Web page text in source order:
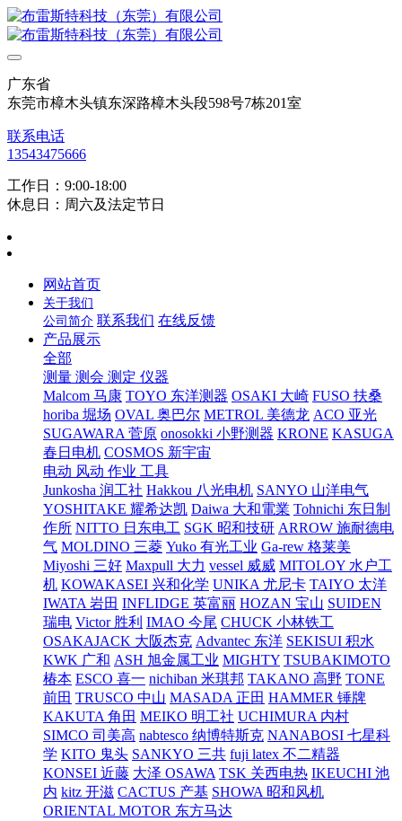
广东省
东莞市樟木头镇东深路樟木头段598号7栋201室
联系电话
13543475666
工作日：9:00-18:00
休息日：周六及法定节日
网站首页
关于我们
公司简介 联系我们 在线反馈
产品展示
全部
测量 测会 测定 仪器
Malcom 马康 TOYO 东洋测器 OSAKI 大崎 FUSO 扶桑
horiba 堀场 OVAL 奥巴尔 METROL 美德龙 ACO 亚光
SUGAWARA 菅原 onosokki 小野测器 KRONE KASUGA
春日电机 COSMOS 新宇宙
电动 风动 作业 工具
Junkosha 润工社 Hakkou 八光电机 SANYO 山洋电气
YOSHITAKE 耀希达凯 Daiwa 大和電業 Tohnichi 东日制
作所 NITTO 日东电工 SGK 昭和技研 ARROW 施耐德电
气 MOLDINO 三菱 Yuko 有光工业 Ga-rew 格莱美
Miyoshi 三好 Maxpull 大力 vessel 威威 MITOLOY 水户工
机 KOWAKASEI 兴和化学 UNIKA 尤尼卡 TAIYO 太洋
IWATA 岩田 INFLIDGE 英富丽 HOZAN 宝山 SUIDEN
瑞电 Victor 胜利 IMAO 今尾 CHUCK 小林铁工
OSAKAJACK 大阪杰克 Advantec 东洋 SEKISUI 积水
KWK 广和 ASH 旭金属工业 MIGHTY TSUBAKIMOTO
椿本 ESCO 喜一 nichiban 米琪邦 TAKANO 高野 TONE
前田 TRUSCO 中山 MASADA 正田 HAMMER 锤牌
KAKUTA 角田 MEIKO 明工社 UCHIMURA 内村
SIMCO 司美高 nabtesco 纳博特斯克 NANABOSI 七星科
学 KITO 鬼头 SANKYO 三共 fuji latex 不二精器
KONSEI 近藤 大泽 OSAWA TSK 关西电热 IKEUCHI 池
内 kitz 开滋 CACTUS 产基 SHOWA 昭和风机
ORIENTAL MOTOR 东方马达